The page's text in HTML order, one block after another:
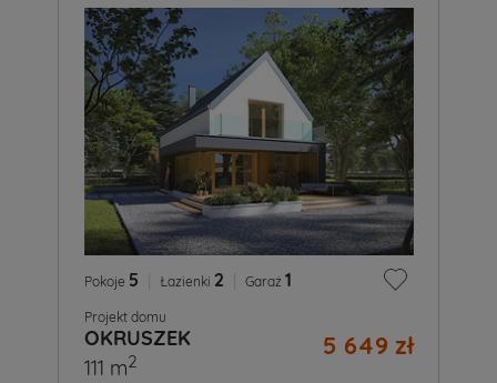
Pokoje 5 Łazienki 2 Garaż 1
Projekt domu
OKRUSZEK 5 649 zł
111 m2